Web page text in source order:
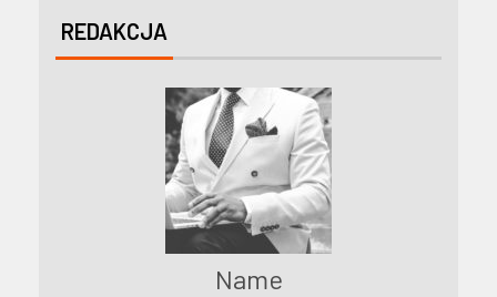
REDAKCJA
Name